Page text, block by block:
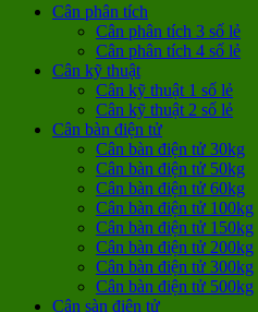
Cân phân tích
Cân phân tích 3 số lẻ
Cân phân tích 4 số lẻ
Cân kỹ thuật
Cân kỹ thuật 1 số lẻ
Cân kỹ thuật 2 số lẻ
Cân bàn điện tử
Cân bàn điện tử 30kg
Cân bàn điện tử 50kg
Cân bàn điện tử 60kg
Cân bàn điện tử 100kg
Cân bàn điện tử 150kg
Cân bàn điện tử 200kg
Cân bàn điện tử 300kg
Cân bàn điện tử 500kg
Cân sàn điện tử